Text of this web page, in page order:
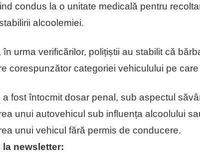
condus la o unitate medicală pentru
alcoolemiei.
în urma verificărilor, polițiștii au stabilit că
corespunzător categoriei vehiculului pe
a fost întocmit dosar penal, sub aspectul
unui autovehicul sub influența alcoolului
unui vehicul fără permis de conducere.
la newsletter: